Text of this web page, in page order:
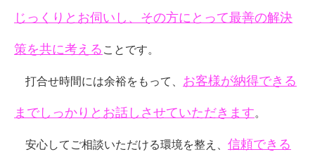
じっくりとお伺いし、その方にとって最善の解決
策を共に考える ことです。
打合せ時間には余裕をもって、 お客様が納得できる
までしっかりとお話しさせていただきます。
安心してご相談いただける環境を整え、 信頼できる